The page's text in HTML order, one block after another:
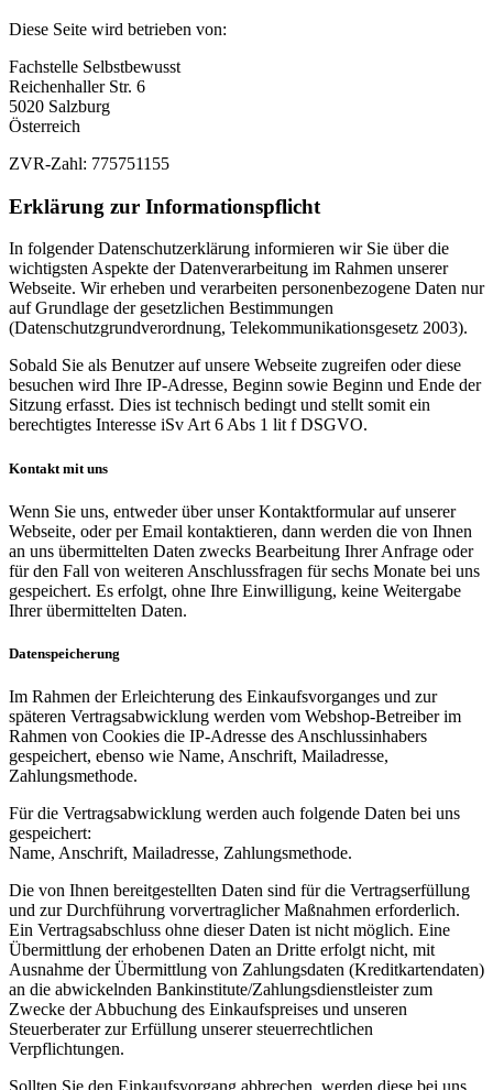
Diese Seite wird betrieben von:
Fachstelle Selbstbewusst
Reichenhaller Str. 6
5020 Salzburg
Österreich
ZVR-Zahl: 775751155
Erklärung zur Informationspflicht
In folgender Datenschutzerklärung informieren wir Sie über die
wichtigsten Aspekte der Datenverarbeitung im Rahmen unserer
Webseite. Wir erheben und verarbeiten personenbezogene Daten nur
auf Grundlage der gesetzlichen Bestimmungen
(Datenschutzgrundverordnung, Telekommunikationsgesetz 2003).
Sobald Sie als Benutzer auf unsere Webseite zugreifen oder diese
besuchen wird Ihre IP-Adresse, Beginn sowie Beginn und Ende der
Sitzung erfasst. Dies ist technisch bedingt und stellt somit ein
berechtigtes Interesse iSv Art 6 Abs 1 lit f DSGVO.
Kontakt mit uns
Wenn Sie uns, entweder über unser Kontaktformular auf unserer
Webseite, oder per Email kontaktieren, dann werden die von Ihnen
an uns übermittelten Daten zwecks Bearbeitung Ihrer Anfrage oder
für den Fall von weiteren Anschlussfragen für sechs Monate bei uns
gespeichert. Es erfolgt, ohne Ihre Einwilligung, keine Weitergabe
Ihrer übermittelten Daten.
Datenspeicherung
Im Rahmen der Erleichterung des Einkaufsvorganges und zur
späteren Vertragsabwicklung werden vom Webshop-Betreiber im
Rahmen von Cookies die IP-Adresse des Anschlussinhabers
gespeichert, ebenso wie Name, Anschrift, Mailadresse,
Zahlungsmethode.
Für die Vertragsabwicklung werden auch folgende Daten bei uns
gespeichert:
Name, Anschrift, Mailadresse, Zahlungsmethode.
Die von Ihnen bereitgestellten Daten sind für die Vertragserfüllung
und zur Durchführung vorvertraglicher Maßnahmen erforderlich.
Ein Vertragsabschluss ohne dieser Daten ist nicht möglich. Eine
Übermittlung der erhobenen Daten an Dritte erfolgt nicht, mit
Ausnahme der Übermittlung von Zahlungsdaten (Kreditkartendaten)
an die abwickelnden Bankinstitute/Zahlungsdienstleister zum
Zwecke der Abbuchung des Einkaufspreises und unseren
Steuerberater zur Erfüllung unserer steuerrechtlichen
Verpflichtungen.